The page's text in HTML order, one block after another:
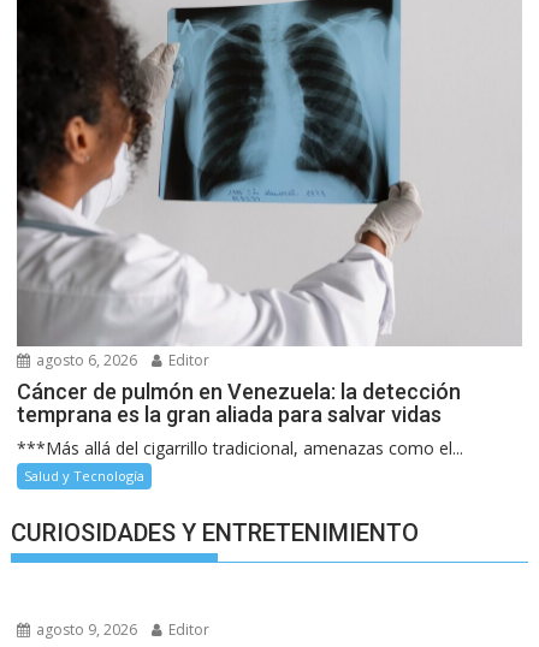
agosto 6, 2026 Editor
Cáncer de pulmón en Venezuela: la detección
temprana es la gran aliada para salvar vidas
***Más allá del cigarrillo tradicional, amenazas como el...
Salud y Tecnología
CURIOSIDADES Y ENTRETENIMIENTO
agosto 9, 2026 Editor